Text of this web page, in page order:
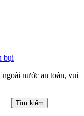
nước an toàn, vui